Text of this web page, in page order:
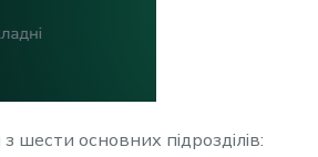
шести основних підрозділів: